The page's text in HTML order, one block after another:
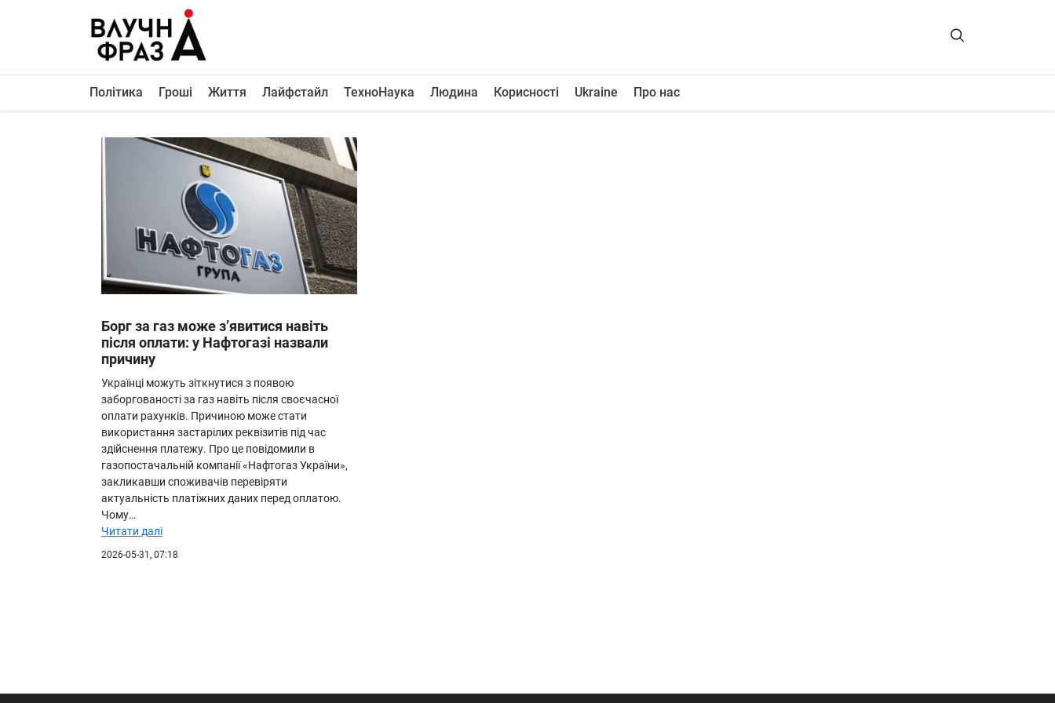
Політика
Лайфстайл
ТехноНаука
Людина
Про нас
Політика Гроші Життя Лайфстайл ТехноНаука Людина Корисності Ukraine Про нас
Борг за газ може з’явитися навіть
після оплати: у Нафтогазі назвали
причину
Українці можуть зіткнутися з появою
заборгованості за газ навіть після своєчасної
оплати рахунків. Причиною може стати
використання застарілих реквізитів під час
здійснення платежу. Про це повідомили в
газопостачальній компанії «Нафтогаз України»,
закликавши споживачів перевіряти
актуальність платіжних даних перед оплатою.
Чому…
Читати далі
2026-05-31, 07:18